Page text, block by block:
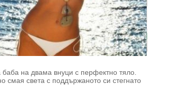
на двама внуци с перфектно тяло.
смая света с поддържаното си стегнато